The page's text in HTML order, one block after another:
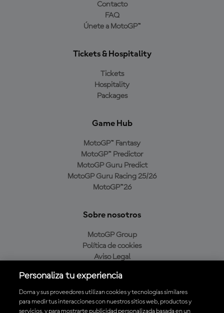
Contacto
FAQ
Únete a MotoGP™
Tickets & Hospitality
Tickets
Hospitality
Packages
Game Hub
MotoGP™ Fantasy
MotoGP™ Predictor
MotoGP Guru Predict
MotoGP Guru Racing 25/26
MotoGP™26
Sobre nosotros
MotoGP Group
Política de cookies
Aviso Legal
Política de compra
Personaliza tu experiencia
Dorna y sus proveedores utilizan cookies y tecnologías similares
para medir tus interacciones con nuestros sitios web, productos y
servicios, y para mostrarte publicidad personalizada basada en un